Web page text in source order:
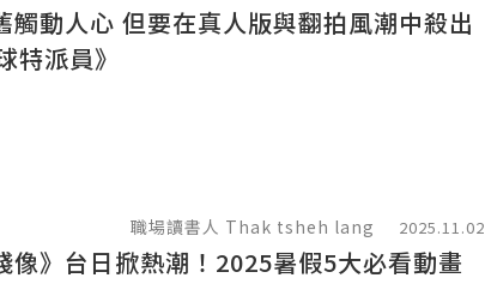
觸動人心 但要在真人版與翻拍風潮中殺出
派員》
職場讀書人 Thak tsheh lang 2025.11.02
像》台日掀熱潮！2025暑假5大必看動畫